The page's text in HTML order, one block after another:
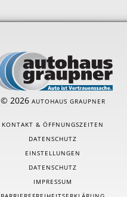
© 2026 AUTOHAUS GRAUPNER
KONTAKT & ÖFFNUNGSZEITEN
DATENSCHUTZ
EINSTELLUNGEN
DATENSCHUTZ
IMPRESSUM